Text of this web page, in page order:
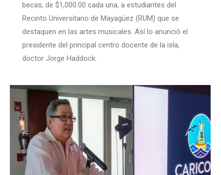
becas, de $1,000.00 cada una, a estudiantes del
Recinto Universitario de Mayagüez (RUM) que se
destaquen en las artes musicales. Así lo anunció el
presidente del principal centro docente de la isla,
doctor Jorge Haddock.